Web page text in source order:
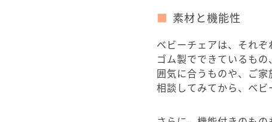
素材と機能性
ベビーチェアは、それぞ
ゴム製でできているも
囲気に合うものや、ご
相談してみてから、ベビ